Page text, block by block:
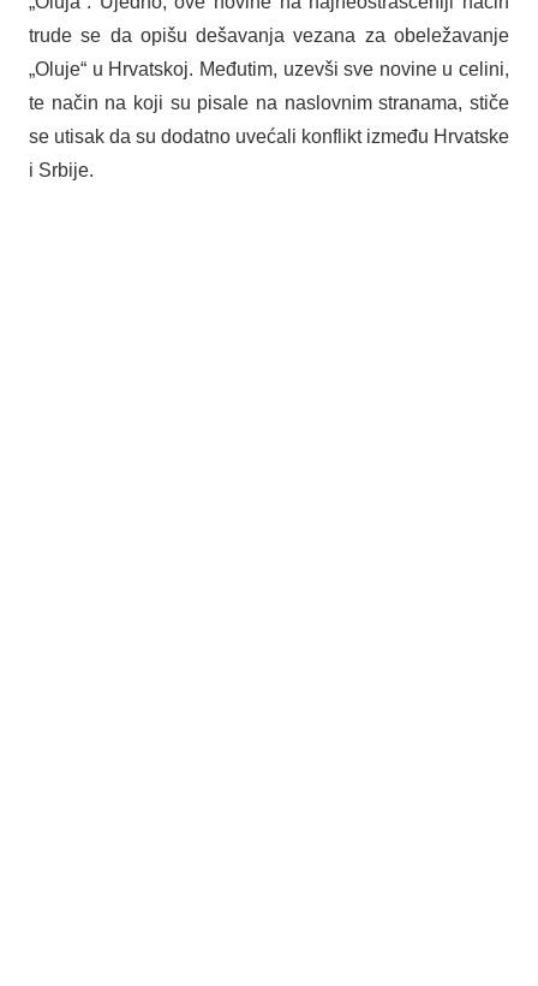
trude se da opišu dešavanja vezana za obeležavanje
„Oluje“ u Hrvatskoj. Međutim, uzevši sve novine u celini,
te način na koji su pisale na naslovnim stranama, stiče
se utisak da su dodatno uvećali konflikt između Hrvatske
i Srbije.